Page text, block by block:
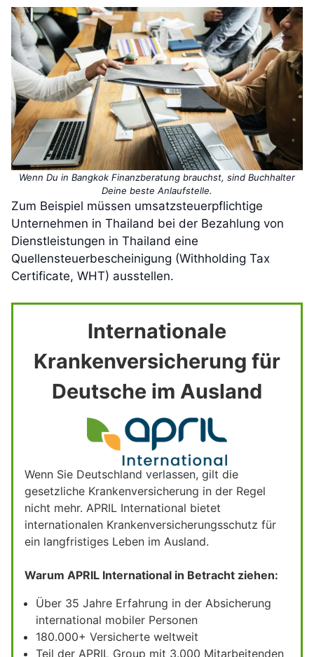
Wenn Du in Bangkok Finanzberatung brauchst, sind Buchhalter
Deine beste Anlaufstelle.
Zum Beispiel müssen umsatzsteuerpflichtige
Unternehmen in Thailand bei der Bezahlung von
Dienstleistungen in Thailand eine
Quellensteuerbescheinigung (Withholding Tax
Certificate, WHT) ausstellen.
Internationale
Krankenversicherung für
Deutsche im Ausland
Wenn Sie Deutschland verlassen, gilt die
gesetzliche Krankenversicherung in der Regel
nicht mehr. APRIL International bietet
internationalen Krankenversicherungsschutz für
ein langfristiges Leben im Ausland.
Warum APRIL International in Betracht ziehen:
Über 35 Jahre Erfahrung in der Absicherung
international mobiler Personen
180.000+ Versicherte weltweit
Teil der APRIL Group mit 3.000 Mitarbeitenden